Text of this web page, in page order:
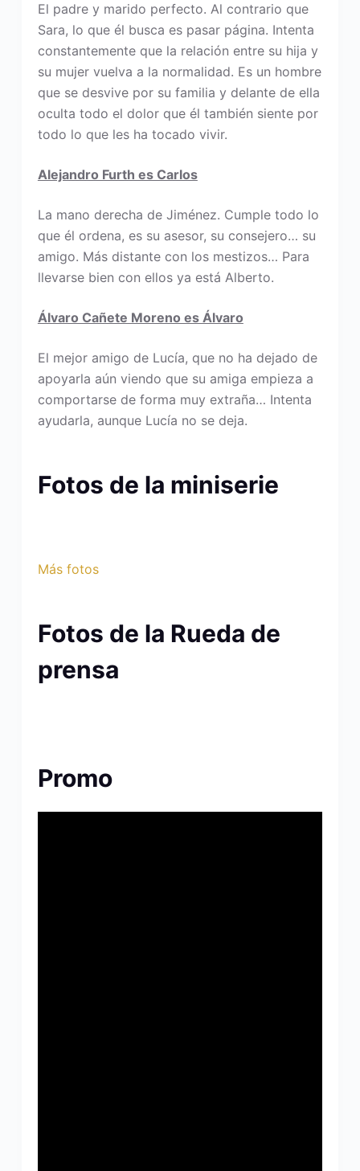
El padre y marido perfecto. Al contrario que
Sara, lo que él busca es pasar página. Intenta
constantemente que la relación entre su hija y
su mujer vuelva a la normalidad. Es un hombre
que se desvive por su familia y delante de ella
oculta todo el dolor que él también siente por
todo lo que les ha tocado vivir.
Alejandro Furth es Carlos
La mano derecha de Jiménez. Cumple todo lo
que él ordena, es su asesor, su consejero… su
amigo. Más distante con los mestizos… Para
llevarse bien con ellos ya está Alberto.
Álvaro Cañete Moreno es Álvaro
El mejor amigo de Lucía, que no ha dejado de
apoyarla aún viendo que su amiga empieza a
comportarse de forma muy extraña… Intenta
ayudarla, aunque Lucía no se deja.
Fotos de la miniserie
Más fotos
Fotos de la Rueda de
prensa
Promo